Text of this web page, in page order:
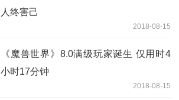
人终害己
2018-08-15
《魔兽世界》8.0满级玩家诞生 仅用时4
小时17分钟
2018-08-15